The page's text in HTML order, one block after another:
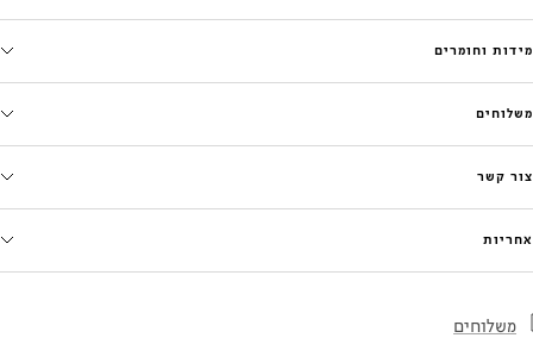
מידות וחומרים
משלוחים
צור קשר
אחריות
משלוחים